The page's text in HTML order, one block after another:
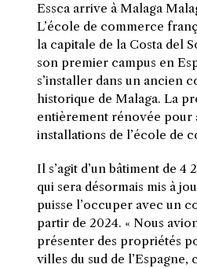
Essca arrive à Malaga
L’école de commerce
la capitale de la Costa del
son premier campus en
s’installer dans un ancien
historique de Malaga. La
entièrement rénovée pour
installations de l’école de
Il s’agit d’un bâtiment de 4
qui sera désormais mis à
puisse l’occuper avec un
partir de 2024. « Nous
présenter des propriétés
villes du sud de l’Espagne,